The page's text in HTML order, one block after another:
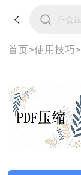
首页>使用技巧>